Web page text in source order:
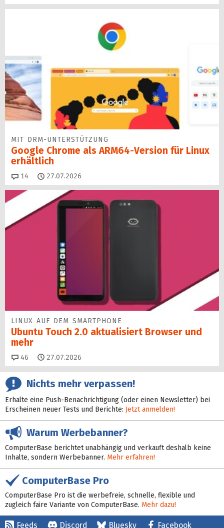
MIT DRM-UNTERSTÜTZUNG
Google Chrome als ARM64-Version für Linux
erhältlich
14 Kommentare
27.07.2026
LINUX AUF DEM SMARTPHONE
Ubuntu Touch 2.0 aktualisiert Browser und
mehr
46 Kommentare
27.07.2026
Nichts mehr verpassen!
Erhalte eine Push-Benachrichtigung (oder einen Newsletter) bei
Erscheinen neuer Tests und Berichte: Jetzt anmelden!
Warum Werbebanner?
ComputerBase berichtet unabhängig und verkauft deshalb keine
Inhalte, sondern Werbebanner. Mehr erfahren!
ComputerBase Pro
ComputerBase Pro ist die werbefreie, schnelle, flexible und
zugleich faire Variante von ComputerBase. Mehr dazu!
Feeds Discord Bluesky Facebook